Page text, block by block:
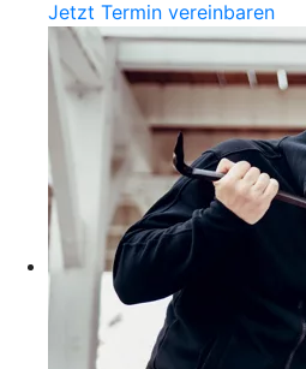
Jetzt Termin vereinbaren